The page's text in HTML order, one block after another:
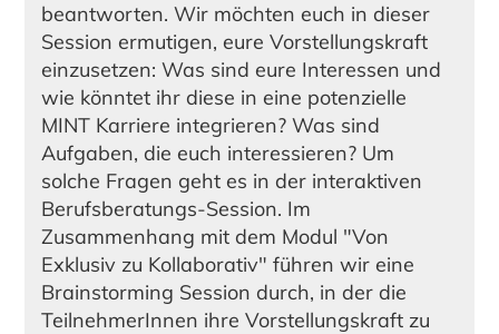
beantworten. Wir möchten euch in dieser
Session ermutigen, eure Vorstellungskraft
einzusetzen: Was sind eure Interessen und
wie könntet ihr diese in eine potenzielle
MINT Karriere integrieren? Was sind
Aufgaben, die euch interessieren? Um
solche Fragen geht es in der interaktiven
Berufsberatungs-Session. Im
Zusammenhang mit dem Modul "Von
Exklusiv zu Kollaborativ" führen wir eine
Brainstorming Session durch, in der die
TeilnehmerInnen ihre Vorstellungskraft zu